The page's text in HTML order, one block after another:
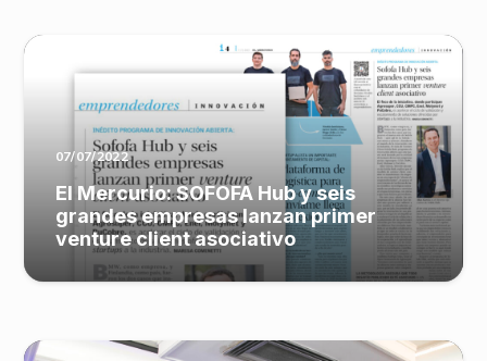
07/07/2022
El Mercurio: SOFOFA Hub y seis
grandes empresas lanzan primer
venture client asociativo